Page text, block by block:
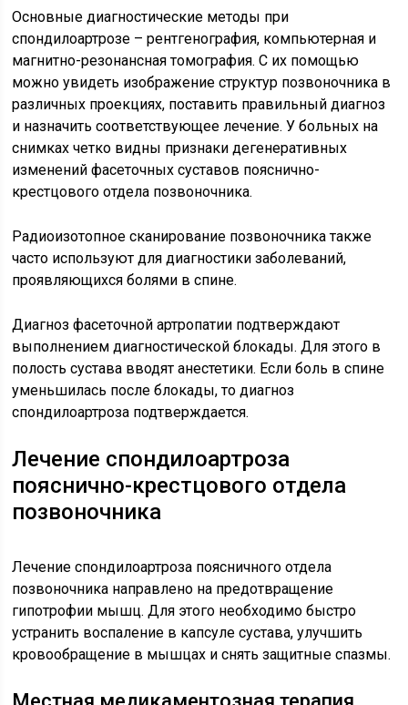
Основные диагностические методы при
спондилоартрозе – рентгенография, компьютерная и
магнитно-резонансная томография. С их помощью
можно увидеть изображение структур позвоночника в
различных проекциях, поставить правильный диагноз
и назначить соответствующее лечение. У больных на
снимках четко видны признаки дегенеративных
изменений фасеточных суставов пояснично-
крестцового отдела позвоночника.
Радиоизотопное сканирование позвоночника также
часто используют для диагностики заболеваний,
проявляющихся болями в спине.
Диагноз фасеточной артропатии подтверждают
выполнением диагностической блокады. Для этого в
полость сустава вводят анестетики. Если боль в спине
уменьшилась после блокады, то диагноз
спондилоартроза подтверждается.
Лечение спондилоартроза
пояснично-крестцового отдела
позвоночника
Лечение спондилоартроза поясничного отдела
позвоночника направлено на предотвращение
гипотрофии мышц. Для этого необходимо быстро
устранить воспаление в капсуле сустава, улучшить
кровообращение в мышцах и снять защитные спазмы.